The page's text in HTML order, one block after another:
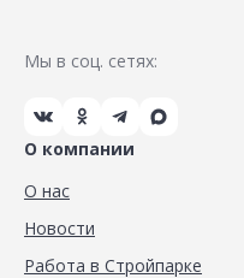
Мы в соц. сетях:
О компании
О нас
Новости
Работа в Стройпарке